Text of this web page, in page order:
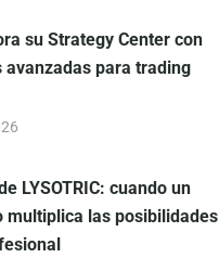
su Strategy Center con
avanzadas para trading
LYSOTRIC: cuando un
multiplica las posibilidades